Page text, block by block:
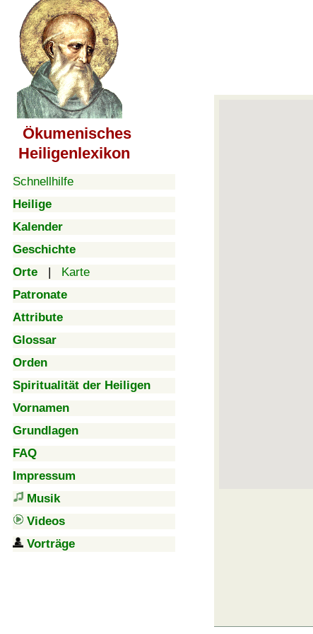
Ökumenisches
Heiligenlexikon
Schnellhilfe
Heilige
Kalender
Geschichte
Orte | Karte
Patronate
Attribute
Glossar
Orden
Spiritualität der Heiligen
Vornamen
Grundlagen
FAQ
Impressum
Musik
Videos
Vorträge